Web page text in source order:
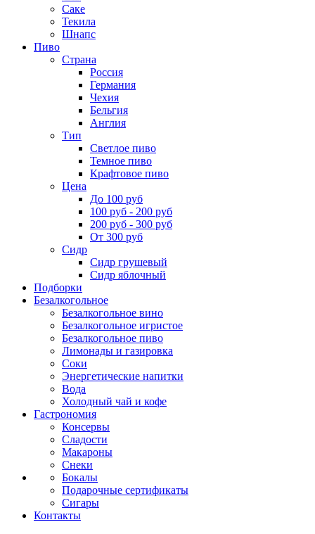
Саке
Текила
Шнапс
Пиво
Страна
Россия
Германия
Чехия
Бельгия
Англия
Тип
Светлое пиво
Темное пиво
Крафтовое пиво
Цена
До 100 руб
100 руб - 200 руб
200 руб - 300 руб
От 300 руб
Сидр
Сидр грушевый
Сидр яблочный
Подборки
Безалкогольное
Безалкогольное вино
Безалкогольное игристое
Безалкогольное пиво
Лимонады и газировка
Соки
Энергетические напитки
Вода
Холодный чай и кофе
Гастрономия
Консервы
Сладости
Макароны
Снеки
Бокалы
Подарочные сертификаты
Сигары
Контакты